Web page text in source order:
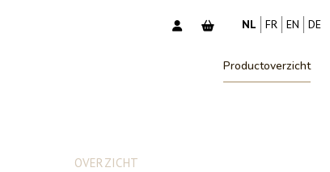
NL FR EN DE
Productoverzicht
OVERZICHT